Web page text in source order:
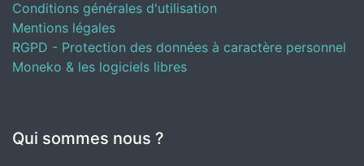
Conditions générales d'utilisation
Mentions légales
RGPD - Protection des données à caractère personnel
Moneko & les logiciels libres
Qui sommes nous ?